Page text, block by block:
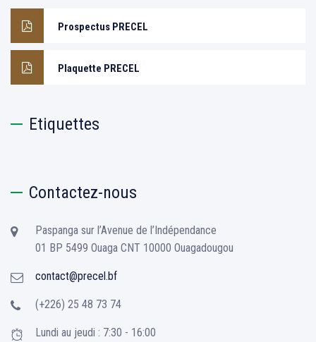
Prospectus PRECEL
Plaquette PRECEL
Etiquettes
Contactez-nous
Paspanga sur l’Avenue de l’Indépendance
01 BP 5499 Ouaga CNT 10000 Ouagadougou
contact@precel.bf
(+226) 25 48 73 74
Lundi au jeudi : 7:30 - 16:00